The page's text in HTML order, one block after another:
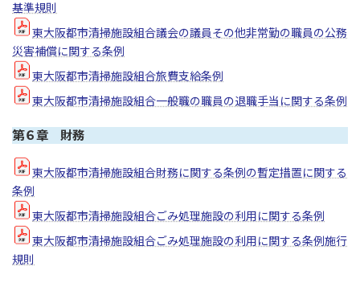
基準規則
東大阪都市清掃施設組合議会の議員その他非常勤の職員の公務
災害補償に関する条例
東大阪都市清掃施設組合旅費支給条例
東大阪都市清掃施設組合一般職の職員の退職手当に関する条例
第６章 財務
東大阪都市清掃施設組合財務に関する条例の暫定措置に関する
条例
東大阪都市清掃施設組合ごみ処理施設の利用に関する条例
東大阪都市清掃施設組合ごみ処理施設の利用に関する条例施行
規則